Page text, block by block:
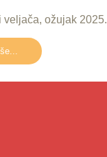
veljača, ožujak 2025.